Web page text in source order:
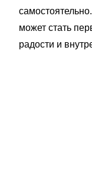
может стать
радости и